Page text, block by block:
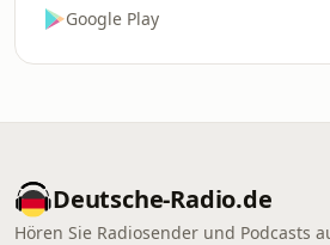
Google Play
Deutsche-Radio.de
Hören Sie Radiosender und Podcasts